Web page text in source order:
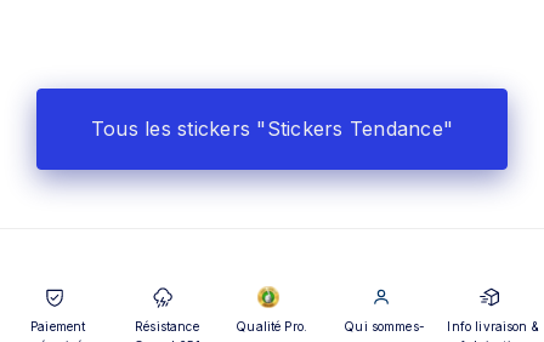
Tous les stickers "Stickers Tendance"
Paiement
Résistance
Qualité Pro.
Qui sommes-
Info livraison &